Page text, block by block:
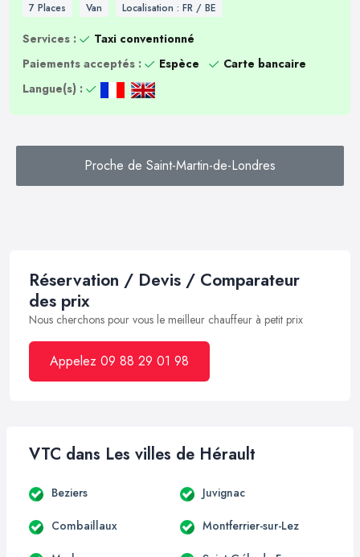
7 Places Van Localisation : FR / BE
Services :
Taxi conventionné
Paiements acceptés :
Espèce
Carte bancaire
Langue(s) :
Proche de Saint-Martin-de-Londres
Réservation / Devis / Comparateur
des prix
Nous cherchons pour vous le meilleur chauffeur à petit prix
Appelez 09 88 29 01 98
VTC dans Les villes de Hérault
Beziers Juvignac
Combaillaux Montferrier-sur-Lez